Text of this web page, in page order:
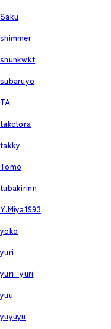
Saku
shimmer
shunkwkt
subaruyo
TA
taketora
takky
Tomo
tubakirinn
Y.Miya1993
yoko
yuri
yuri_yuri
yuu
yuyuyu